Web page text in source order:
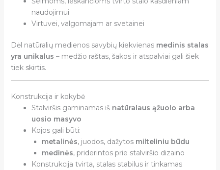
naudojimui
Virtuvei, valgomajam ar svetainei
Dėl natūralių medienos savybių kiekvienas medinis stalas
yra unikalus – medžio raštas, šakos ir atspalviai gali šiek
tiek skirtis.
Konstrukcija ir kokybė
Stalviršis gaminamas iš natūralaus ąžuolo arba
uosio masyvo
Kojos gali būti:
metalinės, juodos, dažytos milteliniu būdu
medinės, priderintos prie stalviršio dizaino
Konstrukcija tvirta, stalas stabilus ir tinkamas